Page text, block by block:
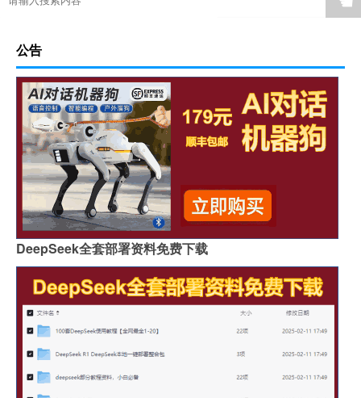
公告
DeepSeek全套部署资料免费下载